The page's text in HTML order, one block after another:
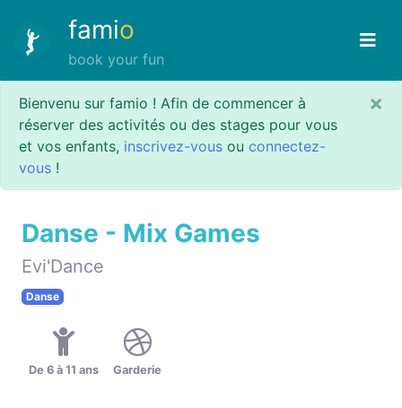
famio
book your fun
Bienvenu sur famio ! Afin de commencer à
réserver des activités ou des stages pour vous
et vos enfants, inscrivez-vous ou connectez-
vous !
×
Danse - Mix Games
Evi'Dance
Danse
De 6 à 11 ans Garderie